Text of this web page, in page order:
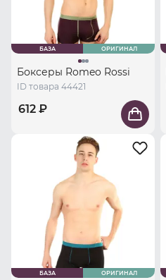
БАЗА ОРИГИНАЛ
Боксеры Romeo Rossi
ID товара 44421
612 ₽
БАЗА ОРИГИНАЛ